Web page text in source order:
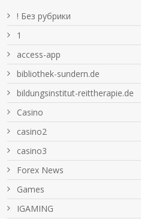
! Без рубрики
1
access-app
bibliothek-sundern.de
bildungsinstitut-reittherapie.de
Casino
casino2
casino3
Forex News
Games
IGAMING